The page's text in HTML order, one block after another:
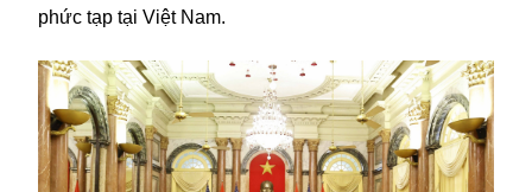
phức tạp tại Việt Nam.